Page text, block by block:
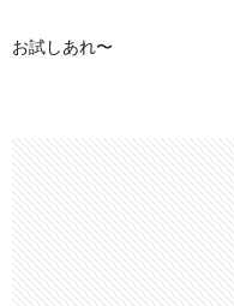
お試しあれ〜